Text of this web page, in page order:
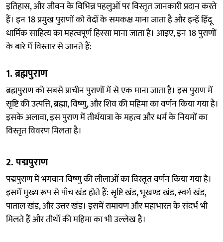
इतिहास, और जीवन के विभिन्न पहलुओं पर विस्तृत जानकारी प्रदान करते
हैं। इन 18 प्रमुख पुराणों को वेदों के समकक्ष माना जाता है और इन्हें हिंदू
धार्मिक साहित्य का महत्वपूर्ण हिस्सा माना जाता है। आइए, इन 18 पुराणों
के बारे में विस्तार से जानते हैं:
1.ब्रह्मपुराण
ब्रह्मपुराण को सबसे प्राचीन पुराणों में से एक माना जाता है। इस पुराण में
सृष्टि की उत्पत्ति, ब्रह्मा, विष्णु, और शिव की महिमा का वर्णन किया गया है।
इसके अलावा, इस पुराण में तीर्थयात्रा के महत्व और धर्म के नियमों का
विस्तृत विवरण मिलता है।
2.पद्मपुराण
पद्मपुराण में भगवान विष्णु की लीलाओं का विस्तृत वर्णन किया गया है।
इसमें मुख्य रूप से पाँच खंड होते हैं: सृष्टि खंड, भूखण्ड खंड, स्वर्ग खंड,
पाताल खंड, और उत्तर खंड। इसमें रामायण और महाभारत के संदर्भ भी
मिलते हैं और तीर्थों की महिमा का भी उल्लेख है।